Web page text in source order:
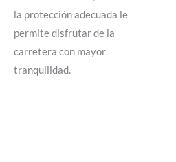
la protección adecuada le
permite disfrutar de la
carretera con mayor
tranquilidad.